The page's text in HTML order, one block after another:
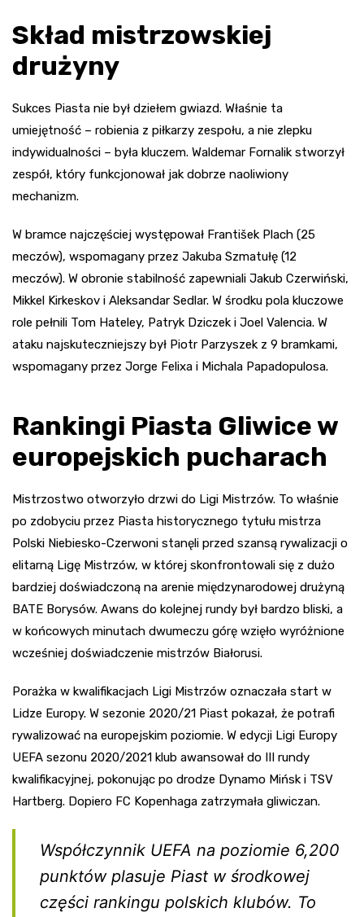
Skład mistrzowskiej
drużyny
Sukces Piasta nie był dziełem gwiazd. Właśnie ta
umiejętność – robienia z piłkarzy zespołu, a nie zlepku
indywidualności – była kluczem. Waldemar Fornalik stworzył
zespół, który funkcjonował jak dobrze naoliwiony
mechanizm.
W bramce najczęściej występował František Plach (25
meczów), wspomagany przez Jakuba Szmatułę (12
meczów). W obronie stabilność zapewniali Jakub Czerwiński,
Mikkel Kirkeskov i Aleksandar Sedlar. W środku pola kluczowe
role pełnili Tom Hateley, Patryk Dziczek i Joel Valencia. W
ataku najskuteczniejszy był Piotr Parzyszek z 9 bramkami,
wspomagany przez Jorge Felixa i Michala Papadopulosa.
Rankingi Piasta Gliwice w
europejskich pucharach
Mistrzostwo otworzyło drzwi do Ligi Mistrzów. To właśnie
po zdobyciu przez Piasta historycznego tytułu mistrza
Polski Niebiesko-Czerwoni stanęli przed szansą rywalizacji o
elitarną Ligę Mistrzów, w której skonfrontowali się z dużo
bardziej doświadczoną na arenie międzynarodowej drużyną
BATE Borysów. Awans do kolejnej rundy był bardzo bliski, a
w końcowych minutach dwumeczu górę wzięło wyróżnione
wcześniej doświadczenie mistrzów Białorusi.
Porażka w kwalifikacjach Ligi Mistrzów oznaczała start w
Lidze Europy. W sezonie 2020/21 Piast pokazał, że potrafi
rywalizować na europejskim poziomie. W edycji Ligi Europy
UEFA sezonu 2020/2021 klub awansował do III rundy
kwalifikacyjnej, pokonując po drodze Dynamo Mińsk i TSV
Hartberg. Dopiero FC Kopenhaga zatrzymała gliwiczan.
Współczynnik UEFA na poziomie 6,200
punktów plasuje Piast w środkowej
części rankingu polskich klubów. To